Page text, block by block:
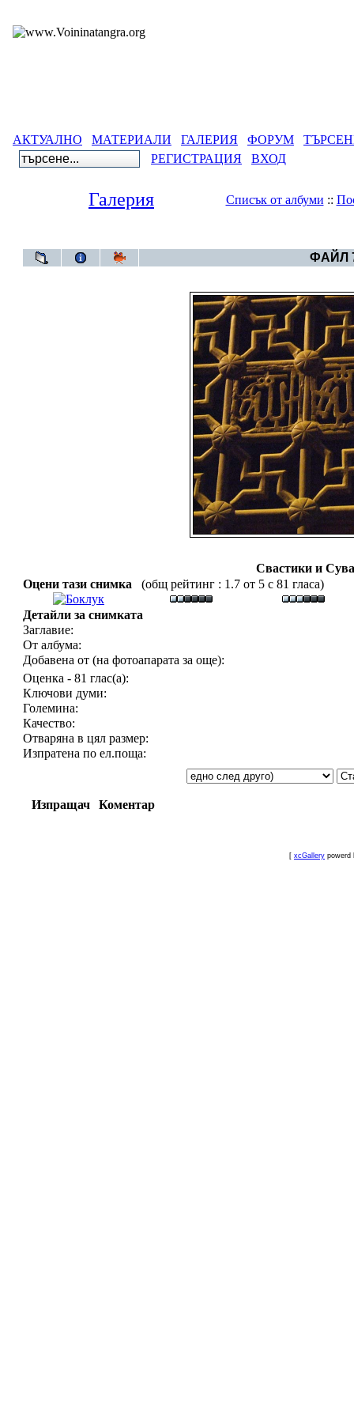
АКТУАЛНО МАТЕРИАЛИ ГАЛЕРИЯ ФОРУМ
РЕГИСТРАЦИЯ
ВХОД
Галерия Списък от албуми ::
ФАЙЛ
Свастики и
Оцени тази снимка
(общ рейтинг : 1.7 от 5 с 81 гласа)
Детайли за снимката
Заглавие:
От албума:
Добавена от (на фотоапарата за още):
Оценка - 81 глас(а):
Ключови думи:
Големина:
Качество:
Отваряна в цял размер:
Изпратена по ел.поща:
Изпращач Коментар
[ xcGallery